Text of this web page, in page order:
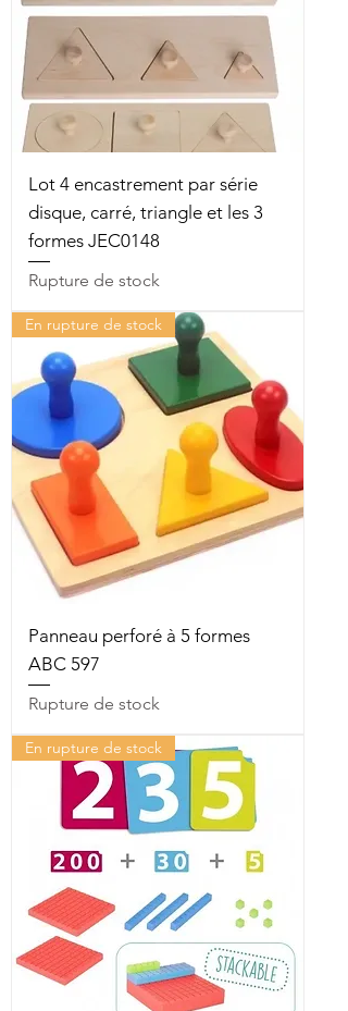
Lot 4 encastrement par série
disque, carré, triangle et les 3
formes JEC0148
Rupture de stock
En rupture de stock
Panneau perforé à 5 formes
ABC 597
Rupture de stock
En rupture de stock